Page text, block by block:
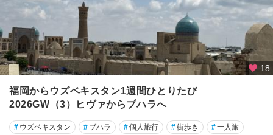
18
福岡からウズベキスタン1週間ひとりたび
2026GW（3）ヒヴァからブハラへ
# ウズベキスタン # ブハラ #個人旅行 #街歩き #一人旅